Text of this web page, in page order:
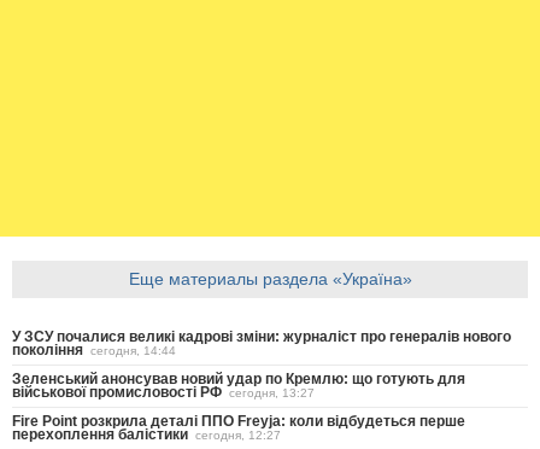
Еще материалы раздела «Україна»
У ЗСУ почалися великі кадрові зміни: журналіст про генералів нового
покоління сегодня, 14:44
Зеленський анонсував новий удар по Кремлю: що готують для
військової промисловості РФ сегодня, 13:27
Fire Point розкрила деталі ППО Freyja: коли відбудеться перше
перехоплення балістики сегодня, 12:27